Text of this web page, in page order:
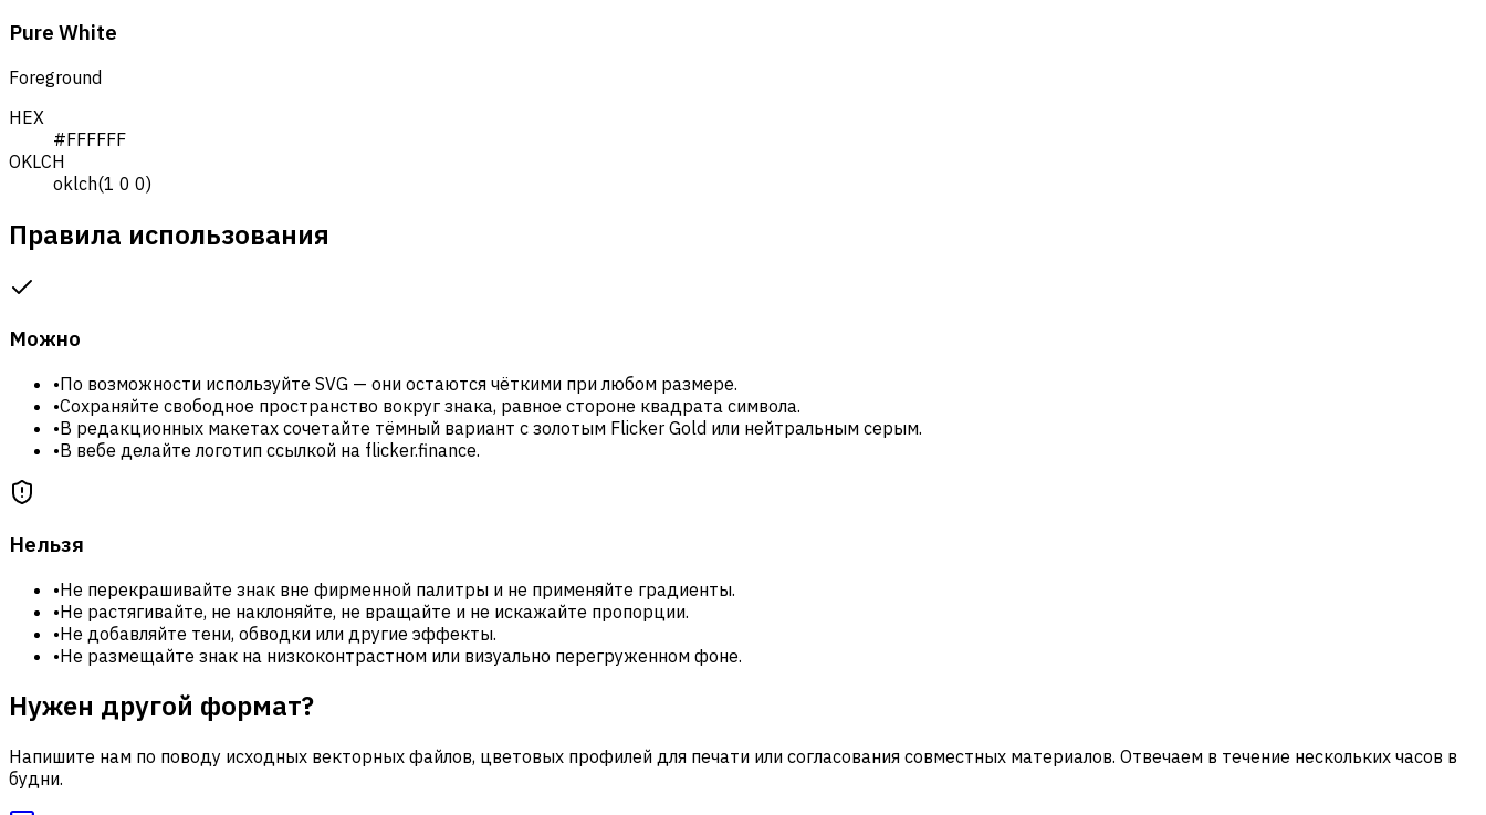
Pure White
Foreground
HEX
#FFFFFF
OKLCH
oklch(1 0 0)
Правила использования
Можно
•По возможности используйте SVG — они остаются чёткими при любом размере.
•Сохраняйте свободное пространство вокруг знака, равное стороне квадрата символа.
•В редакционных макетах сочетайте тёмный вариант с золотым Flicker Gold или нейтральным серым.
•В вебе делайте логотип ссылкой на flicker.finance.
Нельзя
•Не перекрашивайте знак вне фирменной палитры и не применяйте градиенты.
•Не растягивайте, не наклоняйте, не вращайте и не искажайте пропорции.
•Не добавляйте тени, обводки или другие эффекты.
•Не размещайте знак на низкоконтрастном или визуально перегруженном фоне.
Нужен другой формат?
Напишите нам по поводу исходных векторных файлов, цветовых профилей для печати или согласования совместных материалов. Отвечаем в течение нескольких часов в
будни.